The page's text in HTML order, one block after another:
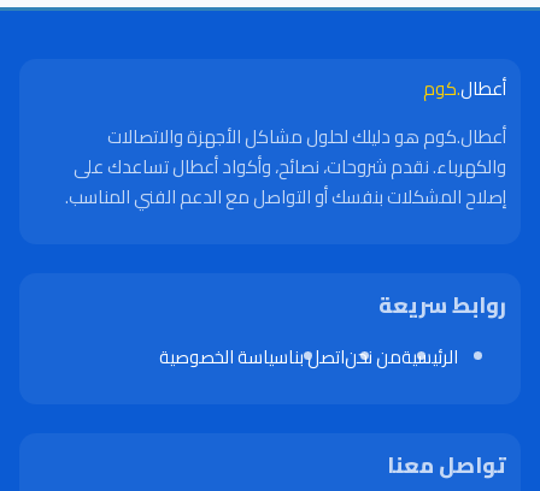
أعطال.كوم
أعطال.كوم هو دليلك لحلول مشاكل الأجهزة والاتصالات
والكهرباء. نقدم شروحات، نصائح، وأكواد أعطال تساعدك على
إصلاح المشكلات بنفسك أو التواصل مع الدعم الفني المناسب.
روابط سريعة
الرئيسيةمن نحناتصل بناسياسة الخصوصية
تواصل معنا